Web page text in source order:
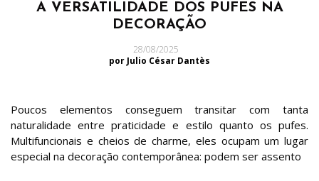
A VERSATILIDADE DOS PUFES NA
DECORAÇÃO
28/08/2025
por Julio César Dantès
Poucos elementos conseguem transitar com tanta
naturalidade entre praticidade e estilo quanto os pufes.
Multifuncionais e cheios de charme, eles ocupam um lugar
especial na decoração contemporânea: podem ser assento